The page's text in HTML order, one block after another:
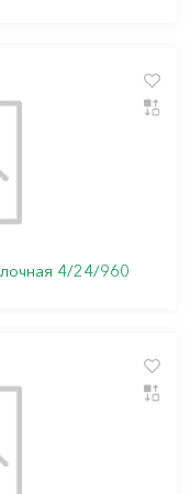
4/24/960